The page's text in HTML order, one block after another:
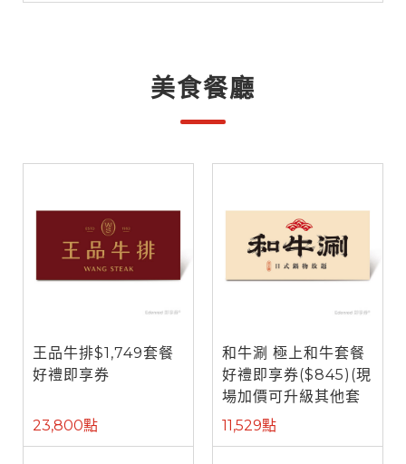
美食餐廳
王品牛排$1,749套餐
好禮即享券
23,800點
和牛涮 極上和牛套餐
好禮即享券($845)(現
場加價可升級其他套
餐)
11,529點